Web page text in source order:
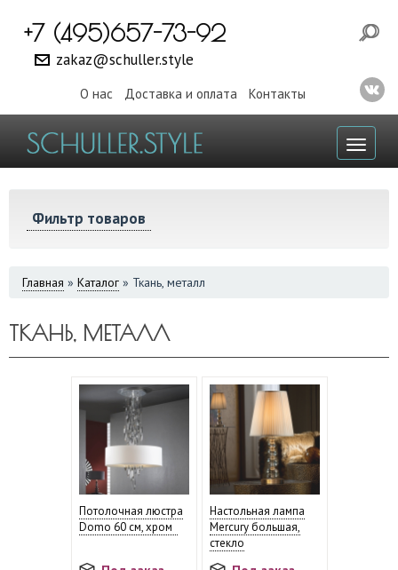
+7 (495)657-73-92
zakaz@schuller.style
О нас Доставка и оплата Контакты
Фильтр товаров
ВЫ
Главная » Каталог » Ткань, металл
ТКАНЬ, МЕТАЛЛ
Потолочная люстра
Domo 60 см, хром
Настольная лампа
Mercury большая,
стекло